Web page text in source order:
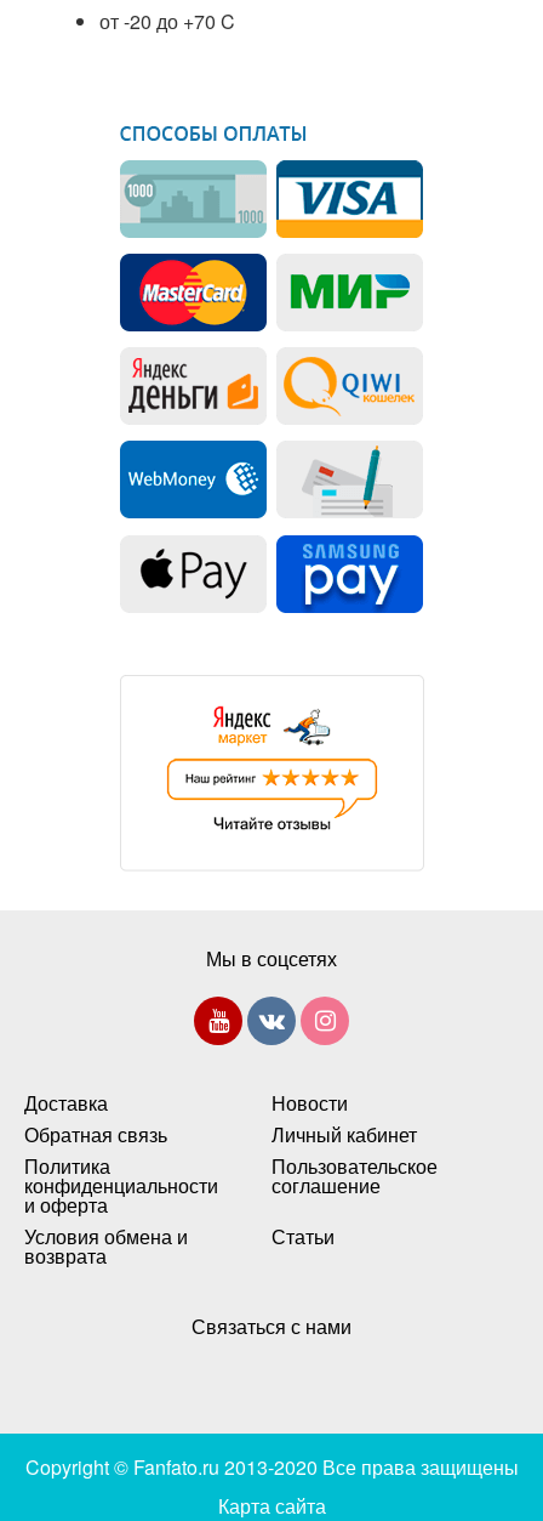
от -20 до +70 C
Доставка
Новости
Обратная связь
Личный кабинет
Политика
конфиденциальности
и оферта
Пользовательское
соглашение
Условия обмена и
возврата
Статьи
Мы в соцсетях
Связаться с нами
Copyright © Fanfato.ru 2013-2020 Все права защищены
Карта сайта